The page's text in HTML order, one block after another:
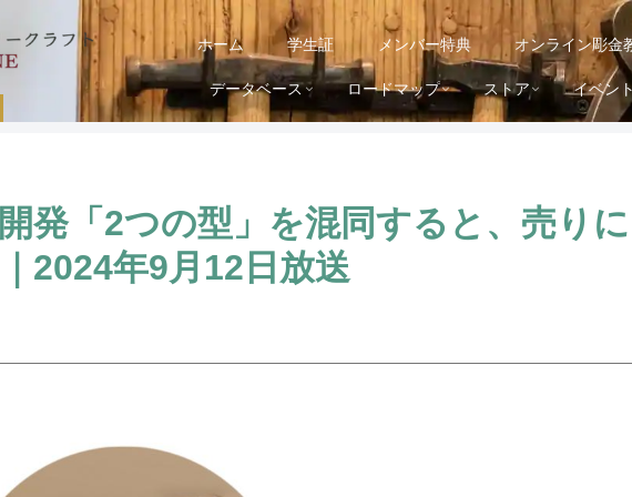
ホーム 学生証 メンバー特典 オンライン彫金
データベース ロードマップ ストア イベン
発「2つの型」を混同すると、売り
2024年9月12日放送